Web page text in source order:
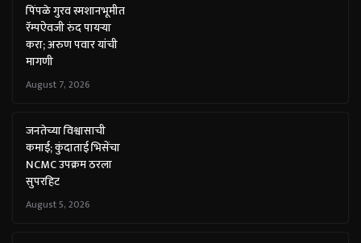
पिंपळे गुरव स्मशानभूमीत
रॅम्पऐवजी रुंद पायऱ्या
करा; अरुण पवार यांची
मागणी
August 7, 2026
जनतेच्या विश्वासाची
कमाई; कुंदाताई भिसेंचा
NCMC उपक्रम ठरला
सुपरहिट
August 5, 2026